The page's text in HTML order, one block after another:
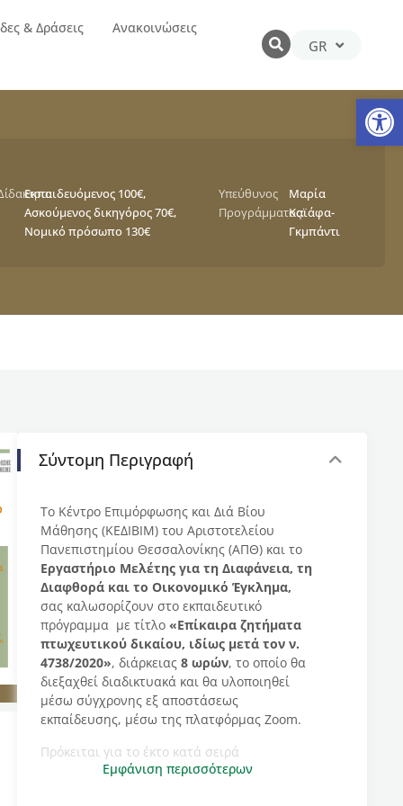
& Δράσεις
Ανακοινώσεις
GR
EN
Εκπαιδευόμενος 100€,
Ασκούμενος δικηγόρος 70€,
Νομικό πρόσωπο 130€
Υπεύθυνος
Προγράμματος:
Μαρία
Καϊάφα-
Γκμπάντι
Σύντομη Περιγραφή
Το Κέντρο Επιμόρφωσης και Διά Βίου
Μάθησης (ΚΕΔΙΒΙΜ) του Αριστοτελείου
Πανεπιστημίου Θεσσαλονίκης (ΑΠΘ) και το
Εργαστήριο Μελέτης για τη Διαφάνεια, τη
Διαφθορά και το Οικονομικό Έγκλημα,
σας καλωσορίζουν στο εκπαιδευτικό
πρόγραμμα με τίτλο«Επίκαιρα ζητήματα
πτωχευτικού δικαίου, ιδίως μετά τον ν.
4738/2020», διάρκειας8 ωρών, το οποίο θα
διεξαχθεί διαδικτυακά και θα υλοποιηθεί
μέσω σύγχρονης εξ αποστάσεως
εκπαίδευσης, μέσω της πλατφόρμας Zoom.
Πρόκειται για το έκτο κατά σειρά
επιμορφωτικό σεμινάριο που διοργανώνει το
Εμφάνιση περισσότερων